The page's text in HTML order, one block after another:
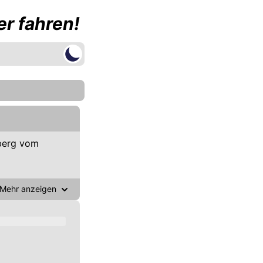
fahren!
vom
Mehr anzeigen